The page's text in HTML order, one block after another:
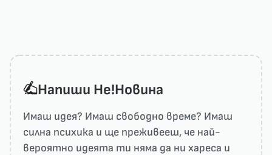
Напиши He!Новина
Имаш идея? Имаш свободно време? Имаш
силна психика и ще преживееш, че най-
вероятно идеята ти няма да ни харесa и